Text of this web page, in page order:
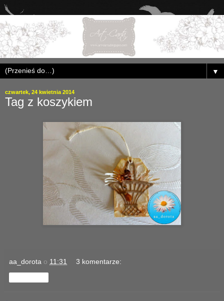
▼
czwartek, 24 kwietnia 2014
Tag z koszykiem
aa_dorota o 11:31 3 komentarze: